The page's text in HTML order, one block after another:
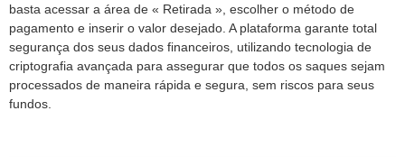
basta acessar a área de « Retirada », escolher o método de
pagamento e inserir o valor desejado. A plataforma garante total
segurança dos seus dados financeiros, utilizando tecnologia de
criptografia avançada para assegurar que todos os saques sejam
processados de maneira rápida e segura, sem riscos para seus
fundos.